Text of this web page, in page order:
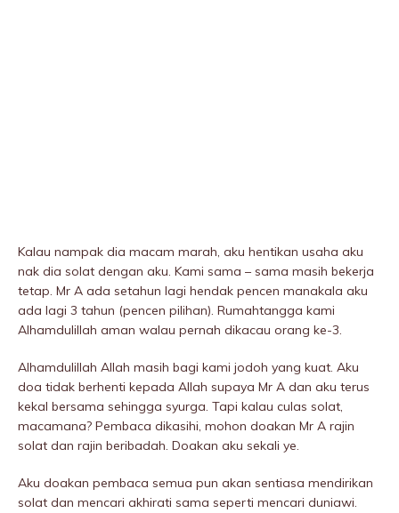
Kalau nampak dia macam marah, aku hentikan usaha aku
nak dia solat dengan aku. Kami sama – sama masih bekerja
tetap. Mr A ada setahun lagi hendak pencen manakala aku
ada lagi 3 tahun (pencen pilihan). Rumahtangga kami
Alhamdulillah aman walau pernah dikacau orang ke-3.
Alhamdulillah Allah masih bagi kami jodoh yang kuat. Aku
doa tidak berhenti kepada Allah supaya Mr A dan aku terus
kekal bersama sehingga syurga. Tapi kalau culas solat,
macamana? Pembaca dikasihi, mohon doakan Mr A rajin
solat dan rajin beribadah. Doakan aku sekali ye.
Aku doakan pembaca semua pun akan sentiasa mendirikan
solat dan mencari akhirati sama seperti mencari duniawi.